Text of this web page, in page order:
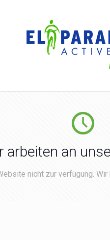
arbeiten an
nicht zur verfügung.